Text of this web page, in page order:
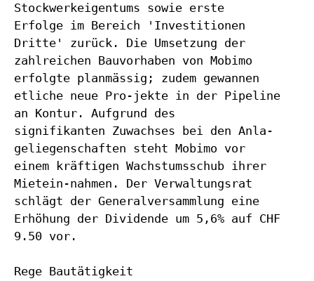
Stockwerkeigentums sowie erste
Erfolge im Bereich 'Investitionen
Dritte' zurück. Die Umsetzung der
zahlreichen Bauvorhaben von Mobimo
erfolgte planmässig; zudem gewannen
etliche neue Pro-jekte in der Pipeline
an Kontur. Aufgrund des
signifikanten Zuwachses bei den Anla-
geliegenschaften steht Mobimo vor
einem kräftigen Wachstumsschub ihrer
Mietein-nahmen. Der Verwaltungsrat
schlägt der Generalversammlung eine
Erhöhung der Dividende um 5,6% auf CHF
9.50 vor.
Rege Bautätigkeit